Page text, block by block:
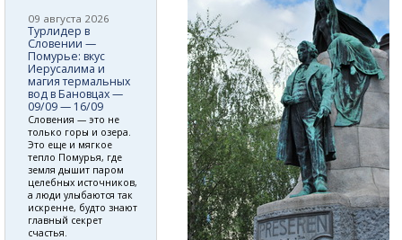
09 августа 2026
Турлидер в
Словении —
Помурье: вкус
Иерусалима и
магия термальных
вод в Бановцах —
09/09 — 16/09
Словения — это не
только горы и озера.
Это еще и мягкое
тепло Помурья, где
земля дышит паром
целебных источников,
а люди улыбаются так
искренне, будто знают
главный секрет
счастья.